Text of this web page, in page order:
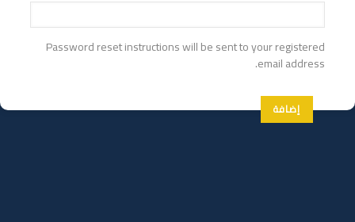
Password reset instructions will be sent to your registered
email address.